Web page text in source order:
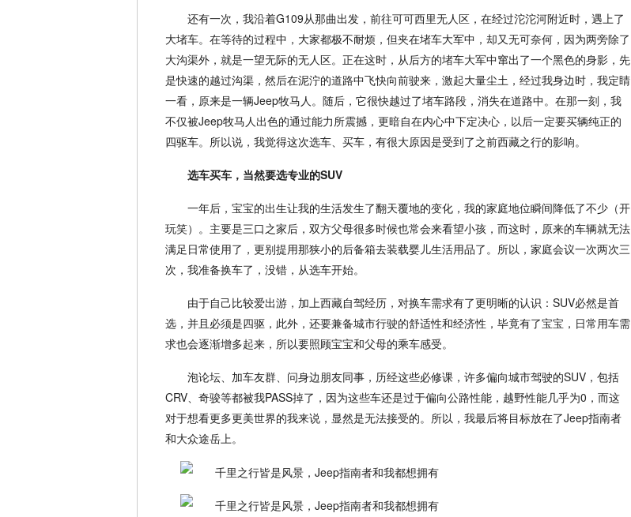
还有一次，我沿着G109从那曲出发，前往可可西里无人区，在经过沱沱河附近时，遇上了
大堵车。在等待的过程中，大家都极不耐烦，但夹在堵车大军中，却又无可奈何，因为两旁除了
大沟渠外，就是一望无际的无人区。正在这时，从后方的堵车大军中窜出了一个黑色的身影，先
是快速的越过沟渠，然后在泥泞的道路中飞快向前驶来，激起大量尘土，经过我身边时，我定睛
一看，原来是一辆Jeep牧马人。随后，它很快越过了堵车路段，消失在道路中。在那一刻，我
不仅被Jeep牧马人出色的通过能力所震撼，更暗自在内心中下定决心，以后一定要买辆纯正的
四驱车。所以说，我觉得这次选车、买车，有很大原因是受到了之前西藏之行的影响。
选车买车，当然要选专业的SUV
一年后，宝宝的出生让我的生活发生了翻天覆地的变化，我的家庭地位瞬间降低了不少（开
玩笑）。主要是三口之家后，双方父母很多时候也常会来看望小孩，而这时，原来的车辆就无法
满足日常使用了，更别提用那狭小的后备箱去装载婴儿生活用品了。所以，家庭会议一次两次三
次，我准备换车了，没错，从选车开始。
由于自己比较爱出游，加上西藏自驾经历，对换车需求有了更明晰的认识：SUV必然是首
选，并且必须是四驱，此外，还要兼备城市行驶的舒适性和经济性，毕竟有了宝宝，日常用车需
求也会逐渐增多起来，所以要照顾宝宝和父母的乘车感受。
泡论坛、加车友群、问身边朋友同事，历经这些必修课，许多偏向城市驾驶的SUV，包括
CRV、奇骏等都被我PASS掉了，因为这些车还是过于偏向公路性能，越野性能几乎为0，而这
对于想看更多更美世界的我来说，显然是无法接受的。所以，我最后将目标放在了Jeep指南者
和大众途岳上。